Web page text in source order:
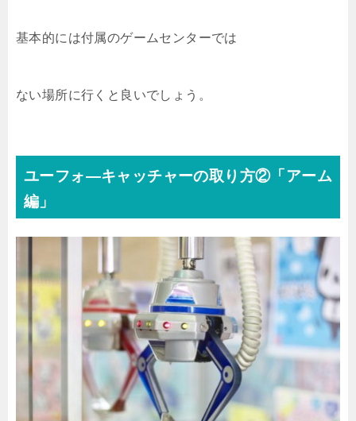
基本的には付属のゲームセンターでは
ない場所に行くと良いでしょう。
ユーフォ―キャッチャーの取り方②「アーム
編」